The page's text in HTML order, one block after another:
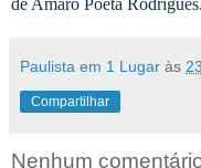
Paulista em 1 Lugar às
Compartilhar
Nenhum